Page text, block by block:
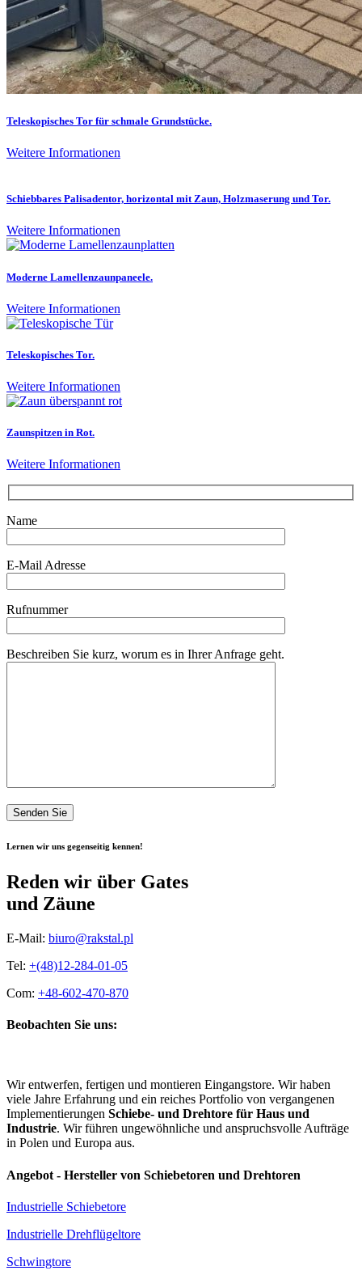
Teleskopisches Tor für schmale Grundstücke.
Weitere Informationen
Schiebbares Palisadentor, horizontal mit Zaun, Holzmaserung und Tor.
Weitere Informationen
Moderne Lamellenzaunpaneele.
Weitere Informationen
Teleskopisches Tor.
Weitere Informationen
Zaunspitzen in Rot.
Weitere Informationen
Name
E-Mail Adresse
Rufnummer
Beschreiben Sie kurz, worum es in Ihrer Anfrage geht.
Senden Sie
Lernen wir uns gegenseitig kennen!
Reden wir über Gates
und Zäune
E-Mail: biuro@rakstal.pl
Tel: +(48)12-284-01-05
Com: +48-602-470-870
Beobachten Sie uns:
Wir entwerfen, fertigen und montieren Eingangstore. Wir haben
viele Jahre Erfahrung und ein reiches Portfolio von vergangenen
Implementierungen Schiebe- und Drehtore für Haus und
Industrie. Wir führen ungewöhnliche und anspruchsvolle Aufträge
in Polen und Europa aus.
Angebot - Hersteller von Schiebetoren und Drehtoren
Industrielle Schiebetore
Industrielle Drehflügeltore
Schwingtore